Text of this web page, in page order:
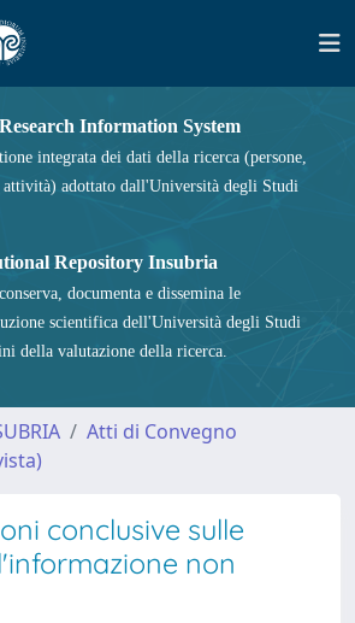
Information System
integrata dei dati della ricerca (persone,
adottato dall'Università degli Studi
Repository Insubria
documenta e dissemina le
scientifica dell'Università degli Studi
della valutazione della ricerca.
Atti di Convegno
conclusive sulle
non